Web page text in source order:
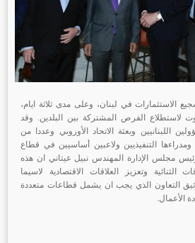
الاستثمارات في لبنان، وعلى مدى ثلاثة ايام،
لاستطلاع الفرص المشتركة بين البلدين. وقد
اللبنانيين وبعثة الاتحاد الأوروبي وعددا من
التنفيذيين ولاعبين أساسيين في قطاع
مجلس الإدارة المهندس نبيل عيتاني ان هذه
الثنائية وتعزيز العلاقات الاقتصادية لاسيما
التعاون الذي يجب ان يشمل قطاعات متعددة
الأعمال.